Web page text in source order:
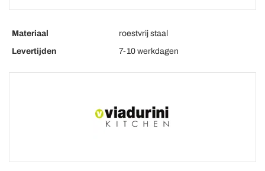
Materiaal
roestvrij staal
Levertijden
7-10 werkdagen